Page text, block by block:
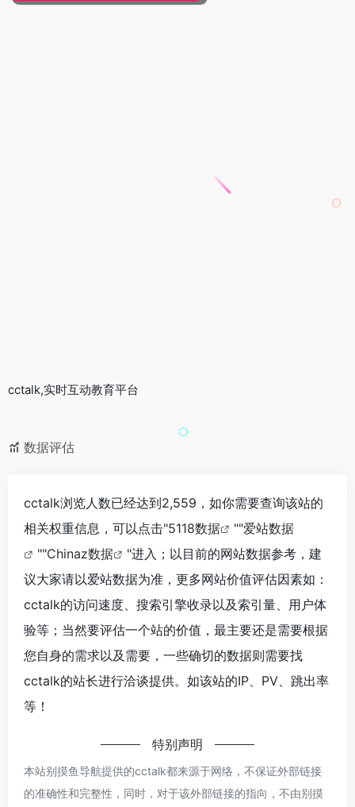
cctalk,实时互动教育平台
数据评估
cctalk浏览人数已经达到2,559，如你需要查询该站的
相关权重信息，可以点击"5118数据 ""爱站数据
""Chinaz数据
"进入；以目前的网站数据参考，建
议大家请以爱站数据为准，更多网站价值评估因素如：
cctalk的访问速度、搜索引擎收录以及索引量、用户体
验等；当然要评估一个站的价值，最主要还是需要根据
您自身的需求以及需要，一些确切的数据则需要找
cctalk的站长进行洽谈提供。如该站的IP、PV、跳出率
等！
特别声明
本站别摸鱼导航提供的cctalk都来源于网络，不保证外部链接
的准确性和完整性，同时，对于该外部链接的指向，不由别摸